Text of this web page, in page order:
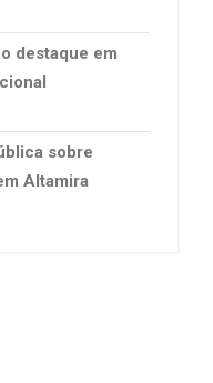
destaque em
sobre
Altamira